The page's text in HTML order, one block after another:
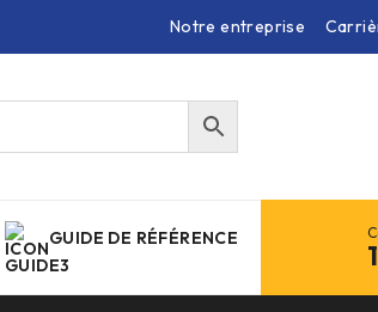
Notre entreprise
GUIDE DE RÉFÉRENCE